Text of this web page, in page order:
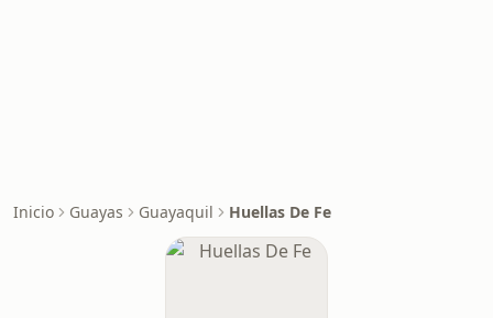
Inicio Guayas Guayaquil Huellas De Fe